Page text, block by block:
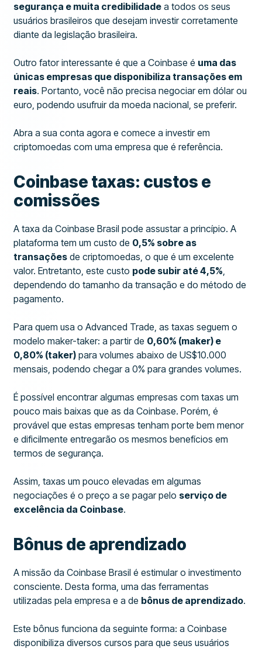
segurança e muita credibilidade a todos os seus
usuários brasileiros que desejam investir corretamente
diante da legislação brasileira.
Outro fator interessante é que a Coinbase é uma das
únicas empresas que disponibiliza transações em
reais. Portanto, você não precisa negociar em dólar ou
euro, podendo usufruir da moeda nacional, se preferir.
Abra a sua conta agora e comece a investir em
criptomoedas com uma empresa que é referência.
Coinbase taxas: custos e
comissões
A taxa da Coinbase Brasil pode assustar a princípio. A
plataforma tem um custo de 0,5% sobre as
transações de criptomoedas, o que é um excelente
valor. Entretanto, este custo pode subir até 4,5%,
dependendo do tamanho da transação e do método de
pagamento.
Para quem usa o Advanced Trade, as taxas seguem o
modelo maker-taker: a partir de 0,60% (maker) e
0,80% (taker) para volumes abaixo de US$10.000
mensais, podendo chegar a 0% para grandes volumes.
É possível encontrar algumas empresas com taxas um
pouco mais baixas que as da Coinbase. Porém, é
provável que estas empresas tenham porte bem menor
e dificilmente entregarão os mesmos benefícios em
termos de segurança.
Assim, taxas um pouco elevadas em algumas
negociações é o preço a se pagar pelo serviço de
excelência da Coinbase.
Bônus de aprendizado
A missão da Coinbase Brasil é estimular o investimento
consciente. Desta forma, uma das ferramentas
utilizadas pela empresa e a de bônus de aprendizado.
Este bônus funciona da seguinte forma: a Coinbase
disponibiliza diversos cursos para que seus usuários